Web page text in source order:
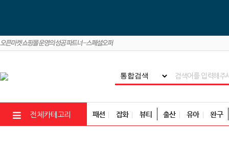
전체카테고리 패션 잡화 뷰티 출산 유아 완구